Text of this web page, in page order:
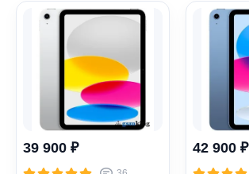
39 900 ₽ 42 900 ₽